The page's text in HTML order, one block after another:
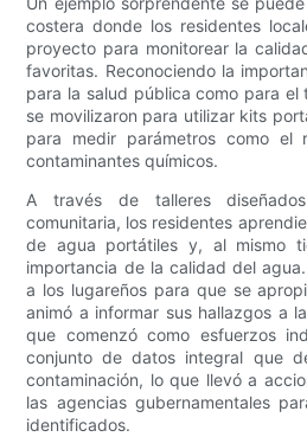
costera donde los residentes
proyecto para monitorear la
favoritas. Reconociendo la
para la salud pública como para el
se movilizaron para utilizar kits
para medir parámetros como el
contaminantes químicos.
A través de talleres
comunitaria, los residentes
de agua portátiles y, al mismo
importancia de la calidad del
a los lugareños para que se
animó a informar sus hallazgos a
que comenzó como esfuerzos
conjunto de datos integral que
contaminación, lo que llevó a
las agencias gubernamentales
identificados.